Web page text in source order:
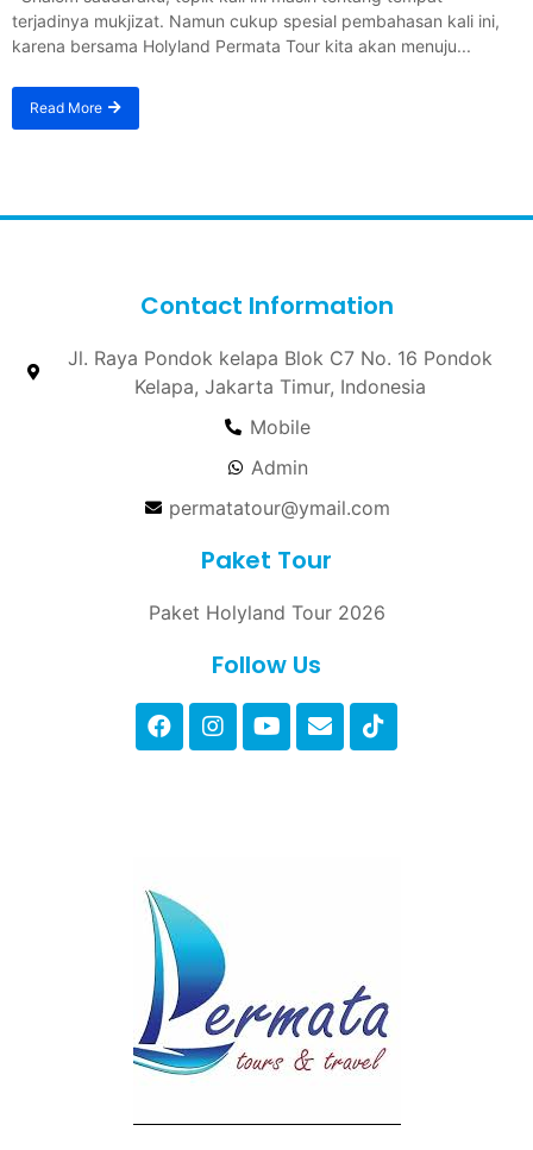
terjadinya mukjizat. Namun cukup spesial pembahasan kali ini,
karena bersama Holyland Permata Tour kita akan menuju...
Read More
Contact Information
Jl. Raya Pondok kelapa Blok C7 No. 16 Pondok
Kelapa, Jakarta Timur, Indonesia
Mobile
Admin
permatatour@ymail.com
Paket Tour
Paket Holyland Tour 2026
Follow Us